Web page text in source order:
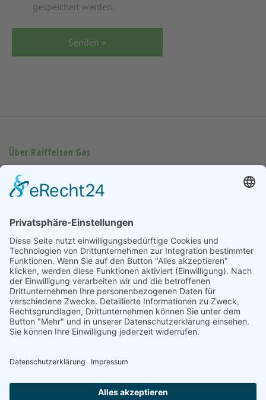
gespeichert werden.
Über Raiffeisen Gas
Job und Karriere
Handelspartner
Firmensitz Dorsten
Raiffeisen Gas GmbH
Am Sägewerk 75
46286 Dorsten
Kontakt
Emailanfragen(at)raiffeisengas.de
Fon +49(0)2369/988-111